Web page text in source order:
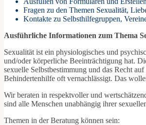
Fragen zu den Themen Sexualität,
Kontakte zu Selbsthilfegruppen,
Ausführliche Informationen zum Thema
Sexualität ist ein physiologisches und
und/oder körperliche Beeinträchtigung hat.
sexuelle Selbstbestimmung und das Recht
Behindertenhilfe oft vernachlässigt. Das
Wir beraten in respektvoller und
sind alle Menschen unabhängig ihrer
Themen in der Beratung können sein: